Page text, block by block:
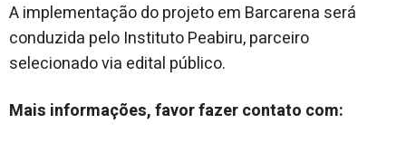
A implementação do projeto em Barcarena será
conduzida pelo Instituto Peabiru, parceiro
selecionado via edital público.
Mais informações, favor fazer contato com: